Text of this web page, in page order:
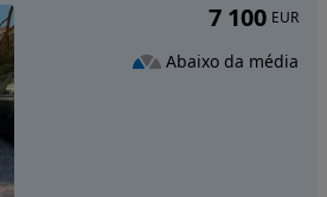
7 100 EUR
Abaixo da média